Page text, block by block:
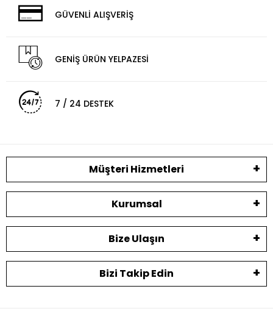
GÜVENLİ ALIŞVERİŞ
GENİŞ ÜRÜN YELPAZESİ
7 / 24 DESTEK
Müşteri Hizmetleri
Kurumsal
Bize Ulaşın
Bizi Takip Edin